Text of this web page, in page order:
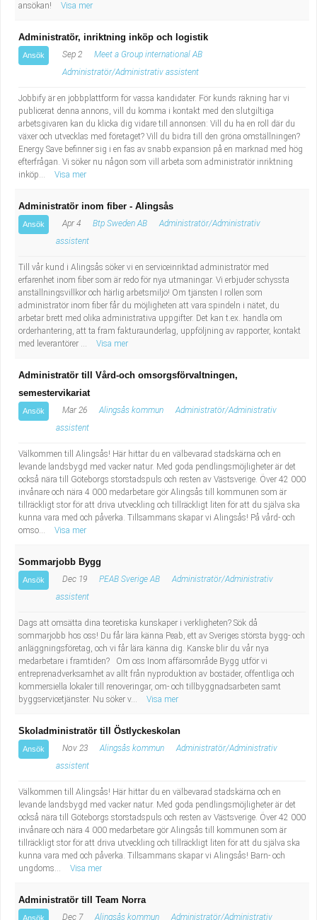
ansökan!
Visa mer
Administratör, inriktning inköp och logistik
Ansök Sep 2
Meet a Group international AB
Administratör/Administrativ assistent
Jobbify är en jobbplattform för vassa kandidater. För kunds räkning har vi
publicerat denna annons, vill du komma i kontakt med den slutgiltiga
arbetsgivaren kan du klicka dig vidare till annonsen: Vill du ha en roll där du
växer och utvecklas med företaget? Vill du bidra till den gröna omställningen?
Energy Save befinner sig i en fas av snabb expansion på en marknad med hög
efterfrågan. Vi söker nu någon som vill arbeta som administratör inriktning
inköp...
Visa mer
Administratör inom fiber - Alingsås
Ansök Apr 4 Btp Sweden AB
Administratör/Administrativ
assistent
Till vår kund i Alingsås söker vi en serviceinriktad administratör med
erfarenhet inom fiber som är redo för nya utmaningar. Vi erbjuder schyssta
anställningsvillkor och härlig arbetsmiljö! Om tjänsten I rollen som
administratör inom fiber får du möjligheten att vara spindeln i nätet, du
arbetar brett med olika administrativa uppgifter. Det kan t.ex. handla om
orderhantering, att ta fram fakturaunderlag, uppföljning av rapporter, kontakt
med leverantörer ...
Visa mer
Administratör till Vård-och omsorgsförvaltningen,
semestervikariat
Ansök Mar 26 Alingsås kommun
Administratör/Administrativ
assistent
Välkommen till Alingsås! Här hittar du en välbevarad stadskärna och en
levande landsbygd med vacker natur. Med goda pendlingsmöjligheter är det
också nära till Göteborgs storstadspuls och resten av Västsverige. Över 42 000
invånare och nära 4 000 medarbetare gör Alingsås till kommunen som är
tillräckligt stor för att driva utveckling och tillräckligt liten för att du själva ska
kunna vara med och påverka. Tillsammans skapar vi Alingsås! På vård- och
omso...
Visa mer
Sommarjobb Bygg
Ansök Dec 19 PEAB Sverige AB
Administratör/Administrativ
assistent
Dags att omsätta dina teoretiska kunskaper i verkligheten? Sök då
sommarjobb hos oss! Du får lära känna Peab, ett av Sveriges största bygg- och
anläggningsföretag, och vi får lära känna dig. Kanske blir du vår nya
medarbetare i framtiden? Om oss Inom affärsområde Bygg utför vi
entreprenadverksamhet av allt från nyproduktion av bostäder, offentliga och
kommersiella lokaler till renoveringar, om- och tillbyggnadsarbeten samt
byggservicetjänster. Nu söker v...
Visa mer
Skoladministratör till Östlyckeskolan
Ansök Nov 23 Alingsås kommun
Administratör/Administrativ
assistent
Välkommen till Alingsås! Här hittar du en välbevarad stadskärna och en
levande landsbygd med vacker natur. Med goda pendlingsmöjligheter är det
också nära till Göteborgs storstadspuls och resten av Västsverige. Över 42 000
invånare och nära 4 000 medarbetare gör Alingsås till kommunen som är
tillräckligt stor för att driva utveckling och tillräckligt liten för att du själva ska
kunna vara med och påverka. Tillsammans skapar vi Alingsås! Barn- och
ungdoms...
Visa mer
Administratör till Team Norra
Ansök Dec 7 Alingsås kommun Administratör/Administrativ